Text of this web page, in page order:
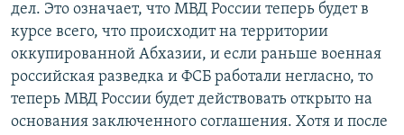
дел. Это означает, что МВД России теперь будет в
курсе всего, что происходит на территории
оккупированной Абхазии, и если раньше военная
российская разведка и ФСБ работали негласно, то
теперь МВД России будет действовать открыто на
основания заключенного соглашения. Хотя и после